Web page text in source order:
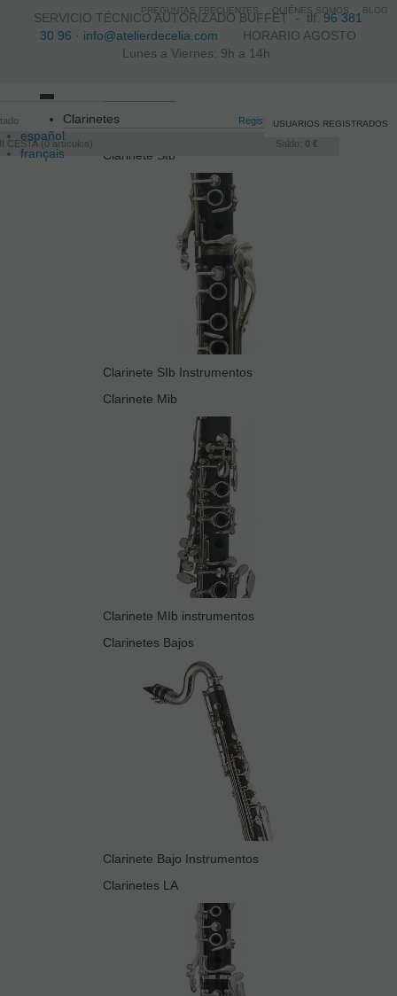
SERVICIO TÉCNICO AUTORIZADO BUFFET -tlf.96 381
30 96 · info@atelierdecelia.com HORARIO AGOSTO
Lunes a Viernes: 9h a 14h
español
français
Registro /Iniciar sesión
CESTA 0 artículos Saldo: 0 €
USUARIOS REGISTRADOS
navigation
Clarinetes
Clarinete SIb
Clarinete SIb Instrumentos
Clarinete Mib
Clarinete MIb instrumentos
Clarinetes Bajos
Clarinete Bajo Instrumentos
Clarinetes LA
PREGUNTAS FRECUENTES QUIÉNES SOMOS BLOG